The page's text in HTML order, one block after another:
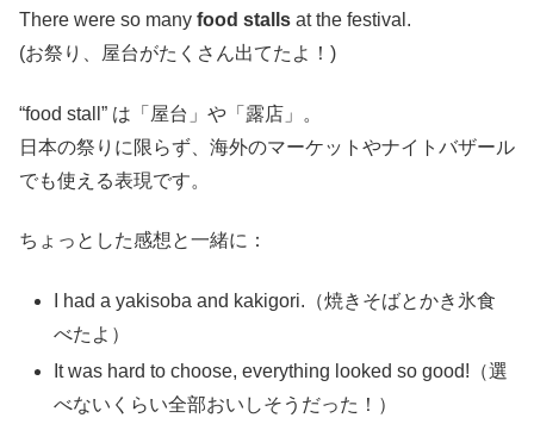
There were so many food stalls at the festival.
(お祭り、屋台がたくさん出てたよ！)
“food stall” は「屋台」や「露店」。
日本の祭りに限らず、海外のマーケットやナイトバザール
でも使える表現です。
ちょっとした感想と一緒に：
I had a yakisoba and kakigori.（焼きそばとかき氷食
べたよ）
It was hard to choose, everything looked so good!（選
べないくらい全部おいしそうだった！）